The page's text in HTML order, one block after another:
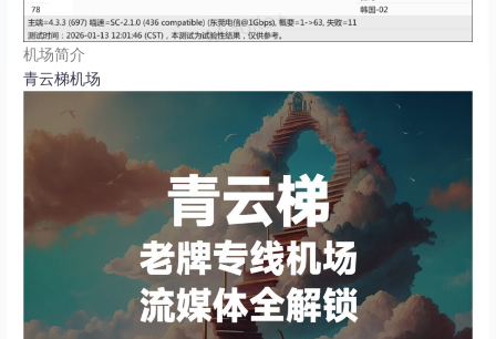
机场简介
青云梯机场